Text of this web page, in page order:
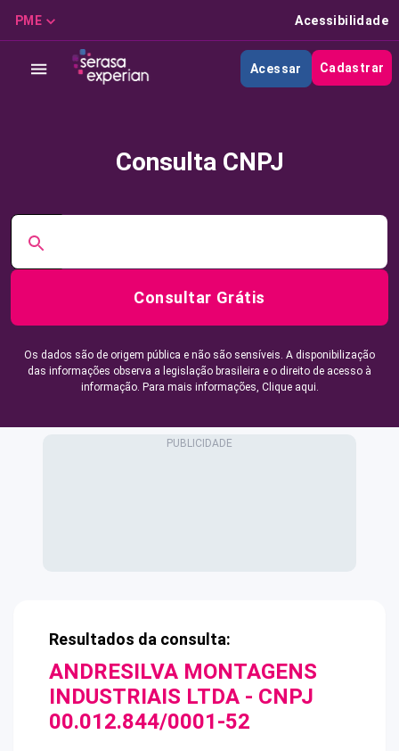
PME Acessibilidade
Acessar Cadastrar
Consulta CNPJ
Consultar Grátis
Os dados são de origem pública e não são sensíveis. A disponibilização
das informações observa a legislação brasileira e o direito de acesso à
informação. Para mais informações, Clique aqui.
Resultados da consulta:
ANDRESILVA MONTAGENS
INDUSTRIAIS LTDA - CNPJ
00.012.844/0001-52